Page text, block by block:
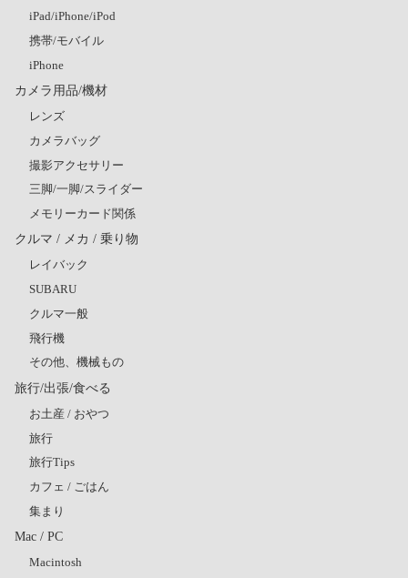
iPad/iPhone/iPod
携帯/モバイル
iPhone
カメラ用品/機材
レンズ
カメラバッグ
撮影アクセサリー
三脚/一脚/スライダー
メモリーカード関係
クルマ / メカ / 乗り物
レイバック
SUBARU
クルマ一般
飛行機
その他、機械もの
旅行/出張/食べる
お土産 / おやつ
旅行
旅行Tips
カフェ / ごはん
集まり
Mac / PC
Macintosh